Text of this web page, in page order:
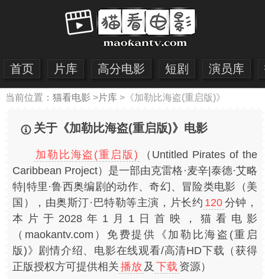
首页 片库 高分电影 短剧 演员库
当前位置： 猫看电影 >片库>《加勒比海盗(重启版)》
关于《加勒比海盗(重启版)》电影
加勒比海盗(重启版)
（Untitled Pirates of the
Caribbean Project）是一部由克雷格·麦辛|泰德·艾略
特|特里·鲁西奥编剧的动作、奇幻、冒险类电影（美
国），由奥斯汀·巴特勒等主演，片长约 120 分钟，
本片于2028年1月1日首映，猫看电影
（maokantv.com）免费提供《加勒比海盗(重启
版)》剧情介绍、电影在线观看/高清HD下载（获得
正版授权方可提供相关 播放 及 下载 资源）